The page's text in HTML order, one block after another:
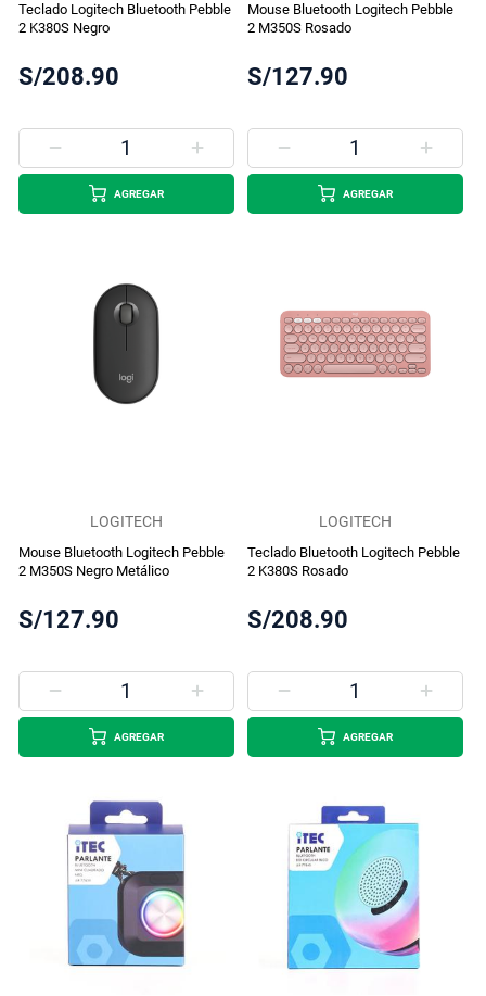
Teclado Logitech Bluetooth Pebble
2 K380S Negro
S/208.90
AGREGAR
Mouse Bluetooth Logitech Pebble
2 M350S Rosado
S/127.90
AGREGAR
LOGITECH
Mouse Bluetooth Logitech Pebble
2 M350S Negro Metálico
S/127.90
AGREGAR
LOGITECH
Teclado Bluetooth Logitech Pebble
2 K380S Rosado
S/208.90
AGREGAR